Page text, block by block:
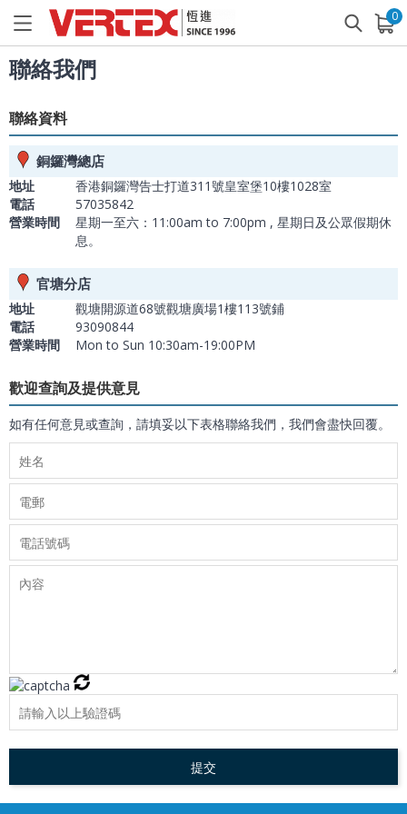
0
已加入購物車 查看
聯絡我們
聯絡資料
銅鑼灣總店
地址
香港銅鑼灣告士打道311號皇室堡10樓1028室
電話
57035842
營業時間
星期一至六：11:00am to 7:00pm , 星期日及公眾假期休
息。
官塘分店
地址
觀塘開源道68號觀塘廣場1樓113號鋪
電話
93090844
營業時間
Mon to Sun 10:30am-19:00PM
歡迎查詢及提供意見
如有任何意見或查詢，請填妥以下表格聯絡我們，我們會盡快回覆。
提交